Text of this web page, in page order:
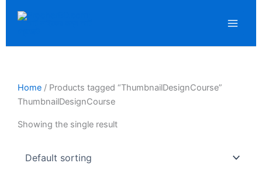
Home / Products tagged “ThumbnailDesignCourse”
ThumbnailDesignCourse
Showing the single result